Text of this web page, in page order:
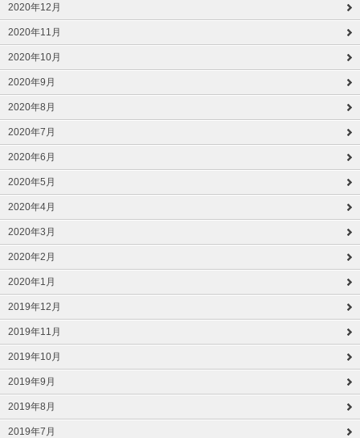
2020年12月
2020年11月
2020年10月
2020年9月
2020年8月
2020年7月
2020年6月
2020年5月
2020年4月
2020年3月
2020年2月
2020年1月
2019年12月
2019年11月
2019年10月
2019年9月
2019年8月
2019年7月